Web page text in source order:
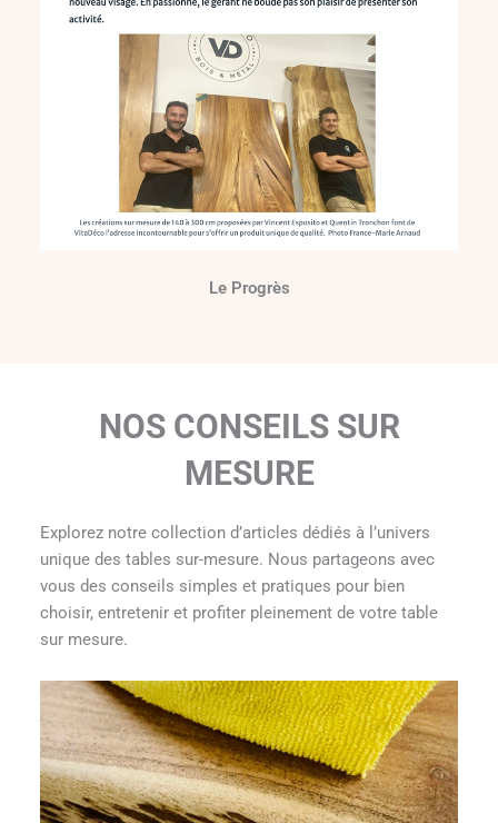
Le Progrès
NOS CONSEILS SUR
MESURE
Explorez notre collection d’articles dédiés à l’univers
unique des tables sur-mesure. Nous partageons avec
vous des conseils simples et pratiques pour bien
choisir, entretenir et profiter pleinement de votre table
sur mesure.